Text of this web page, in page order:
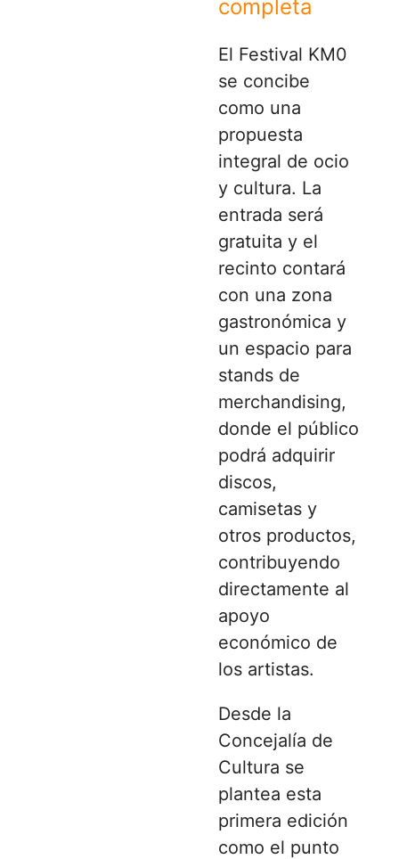
completa
El Festival KM0
se concibe
como una
propuesta
integral de ocio
y cultura. La
entrada será
gratuita y el
recinto contará
con una zona
gastronómica y
un espacio para
stands de
merchandising,
donde el público
podrá adquirir
discos,
camisetas y
otros productos,
contribuyendo
directamente al
apoyo
económico de
los artistas.
Desde la
Concejalía de
Cultura se
plantea esta
primera edición
como el punto